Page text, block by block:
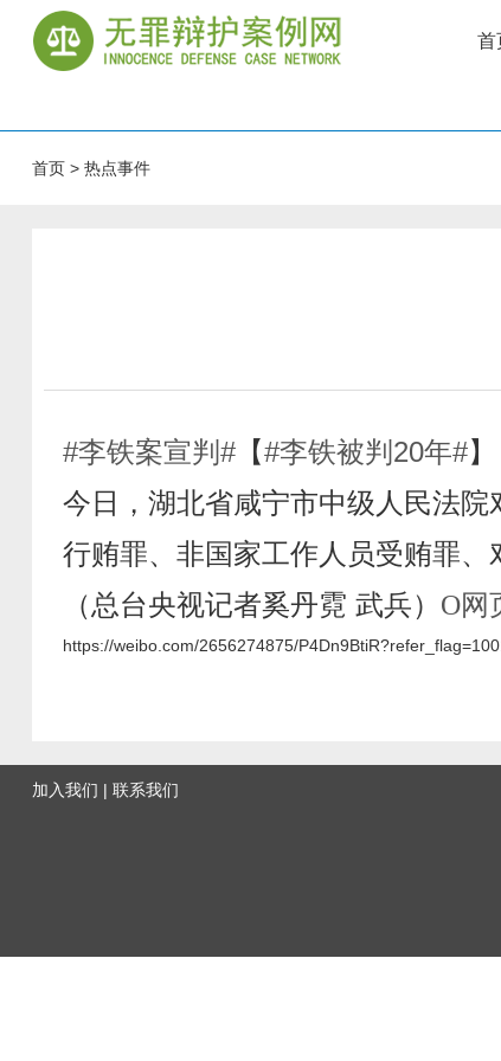
首
首页> 热点事件
#李铁案宣判#【#李铁被判20年#】
今日，湖北省咸宁市中级人民法
行贿罪、非国家工作人员受贿罪、
（总台央视记者奚丹霓 武兵） O网
https://weibo.com/2656274875/
加入我们 | 联系我们